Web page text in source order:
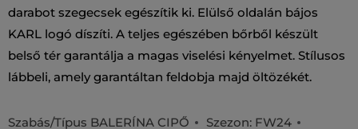
darabot szegecsek egészítik ki. Elülső oldalán bájos
KARL logó díszíti. A teljes egészében bőrből készült
belső tér garantálja a magas viselési kényelmet. Stílusos
lábbeli, amely garantáltan feldobja majd öltözékét.
Szabás/Típus BALERÍNA CIPŐ
Szezon: FW24